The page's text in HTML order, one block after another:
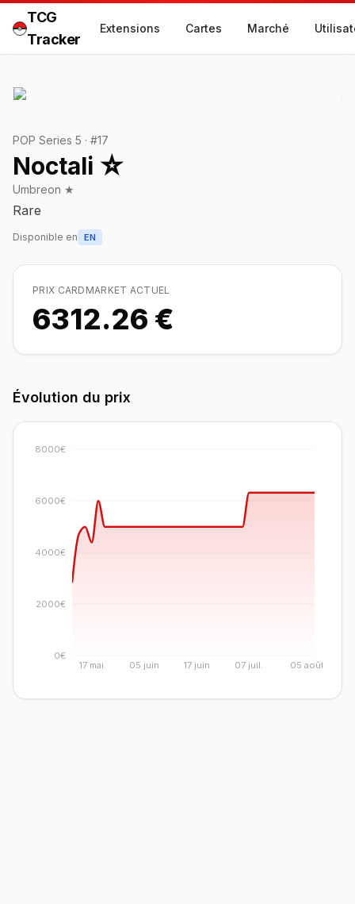
TCG
Tracker
Extensions Cartes Marché
POP Series 5 · #17
Noctali ☆
Umbreon ★
Rare
Disponible en EN
PRIX CARDMARKET ACTUEL
6312.26 €
Évolution du prix
17 mai 05 juin 17 juin 07 juil. 05 août
0€
2000€
4000€
6000€
8000€